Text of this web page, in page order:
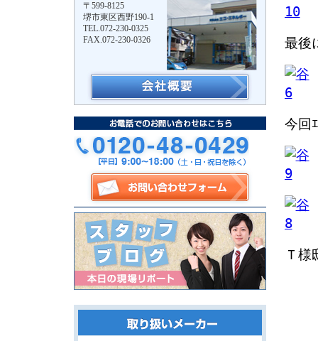
〒599-8125
堺市東区西野190-1
TEL.072-230-0325
FAX.072-230-0326
最後
今回
Ｔ様